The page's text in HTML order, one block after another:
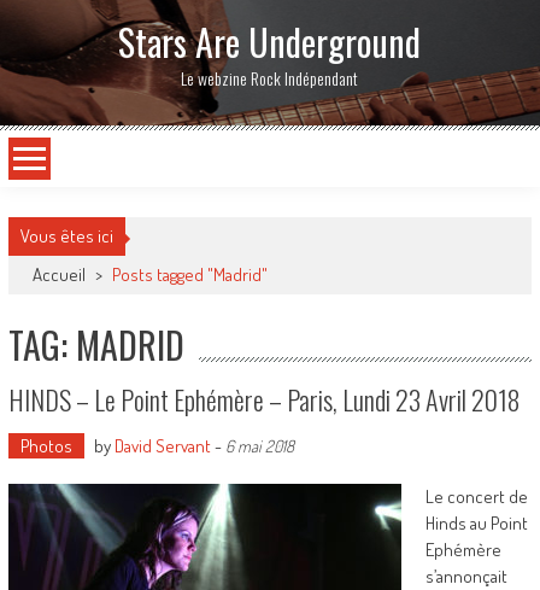
Stars Are Underground
Le webzine Rock Indépendant
Vous êtes ici
Accueil > Posts tagged "Madrid"
TAG: MADRID
HINDS – Le Point Ephémère – Paris, Lundi 23 Avril 2018
Photos by David Servant- 6 mai 2018
Le concert de
Hinds au Point
Ephémère
s’annonçait